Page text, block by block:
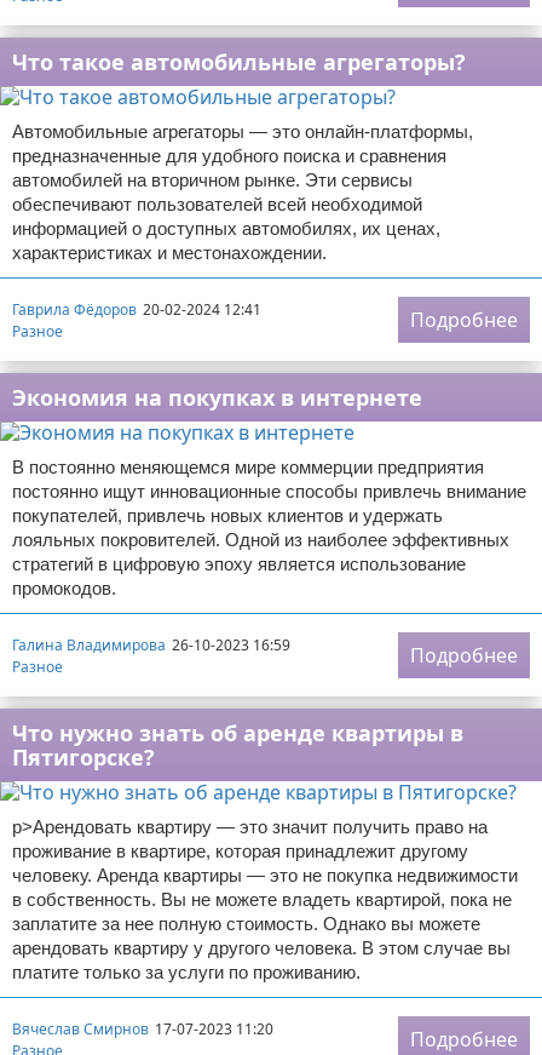
Что такое автомобильные агрегаторы?
Автомобильные агрегаторы — это онлайн-платформы,
предназначенные для удобного поиска и сравнения
автомобилей на вторичном рынке. Эти сервисы
обеспечивают пользователей всей необходимой
информацией о доступных автомобилях, их ценах,
характеристиках и местонахождении.
Гаврила Фёдоров 20-02-2024 12:41
Разное
Подробнее
Экономия на покупках в интернете
В постоянно меняющемся мире коммерции предприятия
постоянно ищут инновационные способы привлечь внимание
покупателей, привлечь новых клиентов и удержать
лояльных покровителей. Одной из наиболее эффективных
стратегий в цифровую эпоху является использование
промокодов.
Галина Владимирова 26-10-2023 16:59
Разное
Подробнее
Что нужно знать об аренде квартиры в
Пятигорске?
p>Арендовать квартиру — это значит получить право на
проживание в квартире, которая принадлежит другому
человеку. Аренда квартиры — это не покупка недвижимости
в собственность. Вы не можете владеть квартирой, пока не
заплатите за нее полную стоимость. Однако вы можете
арендовать квартиру у другого человека. В этом случае вы
платите только за услуги по проживанию.
Вячеслав Смирнов 17-07-2023 11:20
Разное
Подробнее